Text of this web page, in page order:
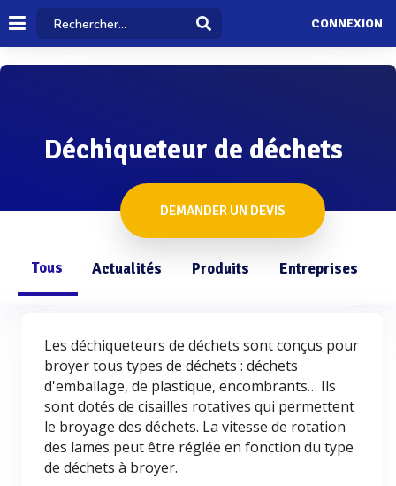
CONNEXION
Déchiqueteur de déchets
DEMANDER UN DEVIS
Tous Actualités Produits Entreprises
Les déchiqueteurs de déchets sont conçus pour
broyer tous types de déchets : déchets
d'emballage, de plastique, encombrants… Ils
sont dotés de cisailles rotatives qui permettent
le broyage des déchets. La vitesse de rotation
des lames peut être réglée en fonction du type
de déchets à broyer.